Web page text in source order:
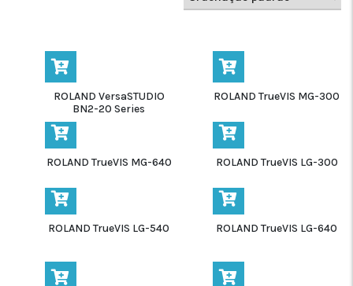
ROLAND VersaSTUDIO
BN2-20 Series
ROLAND TrueVIS MG-300
ROLAND TrueVIS MG-640 ROLAND TrueVIS LG-300
ROLAND TrueVIS LG-540 ROLAND TrueVIS LG-640